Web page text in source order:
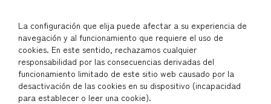
La configuración que elija puede afectar a su experiencia de
navegación y al funcionamiento que requiere el uso de
cookies. En este sentido, rechazamos cualquier
responsabilidad por las consecuencias derivadas del
funcionamiento limitado de este sitio web causado por la
desactivación de las cookies en su dispositivo (incapacidad
para establecer o leer una cookie).